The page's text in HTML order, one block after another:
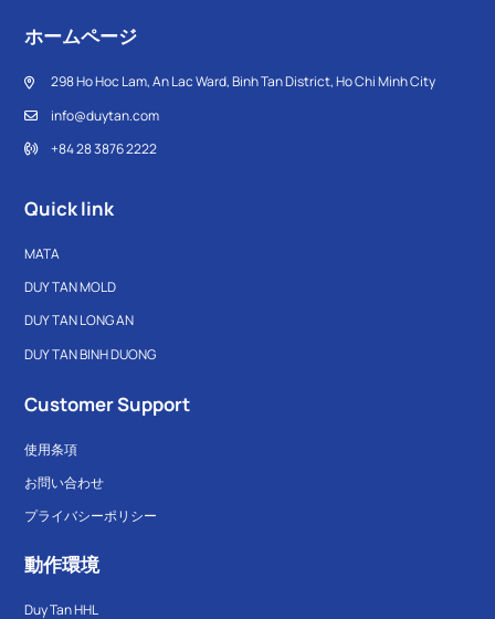
ホームページ
298 Ho Hoc Lam, An Lac Ward, Binh Tan District, Ho Chi Minh City
info@duytan.com
+84 28 3876 2222
Quick link
MATA
DUY TAN MOLD
DUY TAN LONG AN
DUY TAN BINH DUONG
Customer Support
使用条項
お問い合わせ
プライバシーポリシー
動作環境
Duy Tan HHL